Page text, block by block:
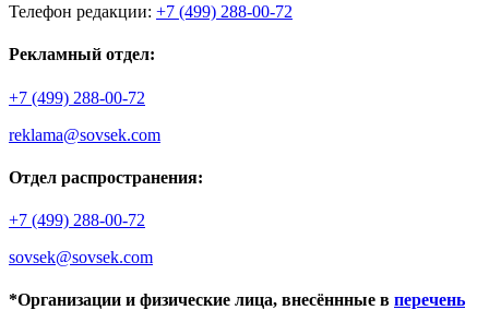
Телефон редакции: +7 (499) 288-00-72
Рекламный отдел:
+7 (499) 288-00-72
reklama@sovsek.com
Отдел распространения:
+7 (499) 288-00-72
sovsek@sovsek.com
*Организации и физические лица, внесённные в перечень